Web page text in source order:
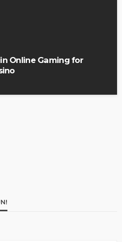
Online Gaming for